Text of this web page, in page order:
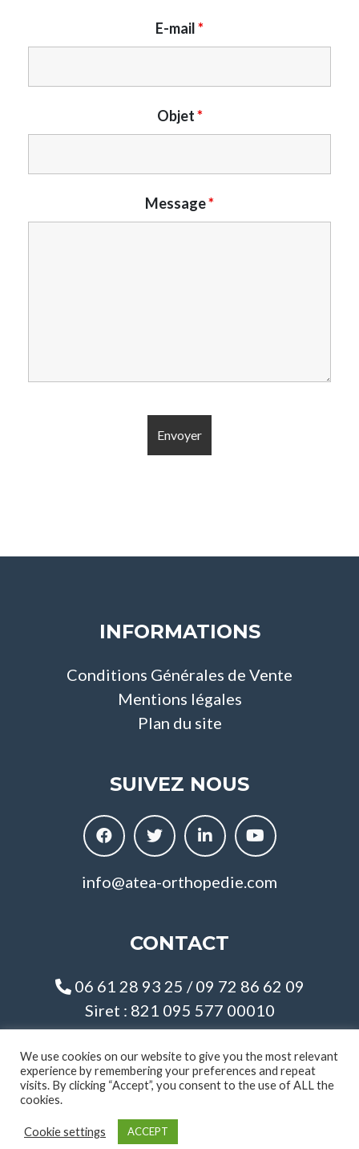
E-mail*
Objet*
Message*
INFORMATIONS
Conditions Générales de Vente
Mentions légales
Plan du site
SUIVEZ NOUS
info@atea-orthopedie.com
CONTACT
06 61 28 93 25 / 09 72 86 62 09
Siret : 821 095 577 00010
N/ld CEE : FR 67821095577
Copyright © Atea Orthopédie 2026
We use cookies on our website to give you the most relevant
experience by remembering your preferences and repeat
visits. By clicking “Accept”, you consent to the use of ALL the
cookies.
Cookie settings ACCEPT